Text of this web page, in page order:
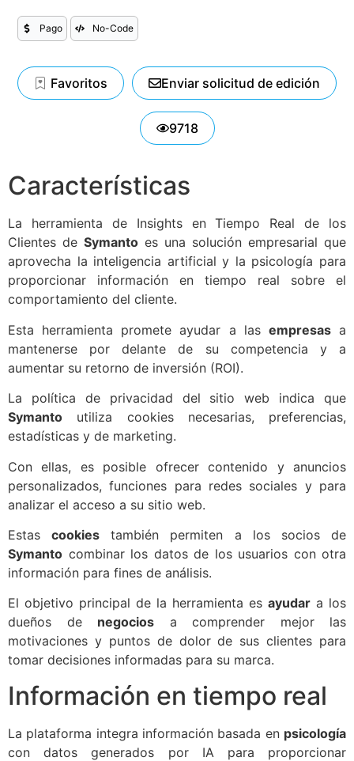
Pago No-Code
Favoritos Enviar solicitud de edición
9718
Características
La herramienta de Insights en Tiempo Real de los
Clientes de Symanto es una solución empresarial que
aprovecha la inteligencia artificial y la psicología para
proporcionar información en tiempo real sobre el
comportamiento del cliente.
Esta herramienta promete ayudar a las empresasa
mantenerse por delante de su competencia y a
aumentar su retorno de inversión (ROI).
La política de privacidad del sitio web indica que
Symanto utiliza cookies necesarias, preferencias,
estadísticas y de marketing.
Con ellas, es posible ofrecer contenido y anuncios
personalizados, funciones para redes sociales y para
analizar el acceso a su sitio web.
Estascookies también permiten a los socios de
Symanto combinar los datos de los usuarios con otra
información para fines de análisis.
El objetivo principal de la herramienta es ayudar a los
dueños de negocios a comprender mejor las
motivaciones y puntos de dolor de sus clientes para
tomar decisiones informadas para su marca.
Información en tiempo real
La plataforma integra información basada en psicología
con datos generados por IA para proporcionar